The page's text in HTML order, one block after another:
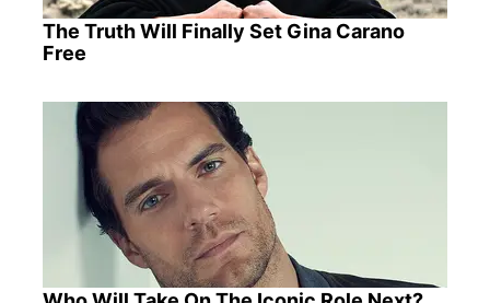
The Truth Will Finally Set Gina Carano
Free